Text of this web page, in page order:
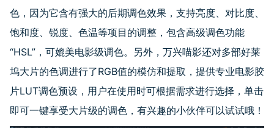
色，因为它含有强大的后期调色效果，支持亮度、对比度、
饱和度、锐度、色温等项目的调整，包含高级调色功能
“HSL”，可媲美电影级调色。另外，万兴喵影还对多部好莱
坞大片的色调进行了RGB值的模仿和提取，提供专业电影胶
片LUT调色预设，用户在使用时可根据需求进行选择，单击
即可一键享受大片级的调色，有兴趣的小伙伴可以试试哦！